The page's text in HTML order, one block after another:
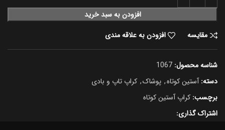
افزودن به سبد خرید
مقایسه
افزودن به علاقه مندی
شناسه محصول: 1067
دسته: آستین کوتاه, پوشاک, کراپ تاپ و بادی
برچسب: کراپ آستین کوتاه
اشتراک گذاری: